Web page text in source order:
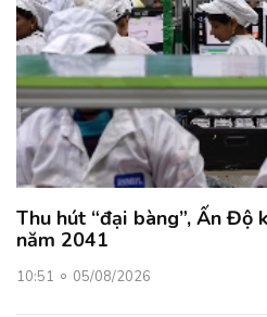
Thu hút “đại bàng”, Ấn Độ
năm 2041
10:51 05/08/2026